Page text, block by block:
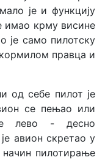
је и функцију
имао крму висине
је само пилотску
кормилом правца и
од себе пилот је
се пењао или
лево - десно
авион скретао у
пилотирање